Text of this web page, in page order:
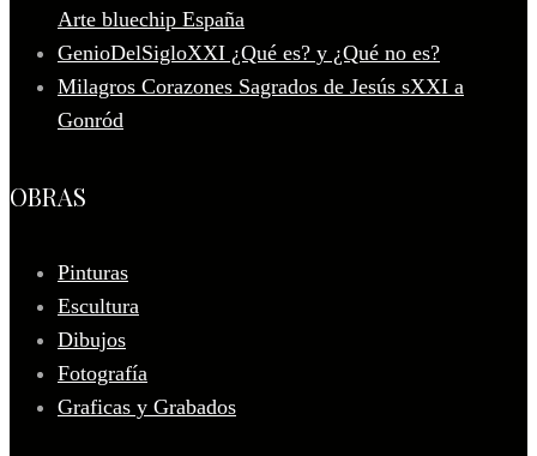
Arte bluechip España
GenioDelSigloXXI ¿Qué es? y ¿Qué no es?
Milagros Corazones Sagrados de Jesús sXXI a
Gonród
OBRAS
Pinturas
Escultura
Dibujos
Fotografía
Graficas y Grabados